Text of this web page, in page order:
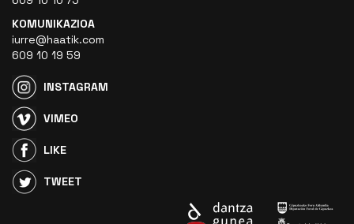
KOMUNIKAZIOA
iurre@haatik.com
609 10 19 59
INSTAGRAM
VIMEO
LIKE
TWEET